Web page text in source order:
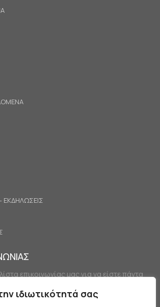
ιδιωτικότητά σας
ΕΚΔΗΛΩΣΕΙΣ
επικοινωνίας μας για να είστε πάντα